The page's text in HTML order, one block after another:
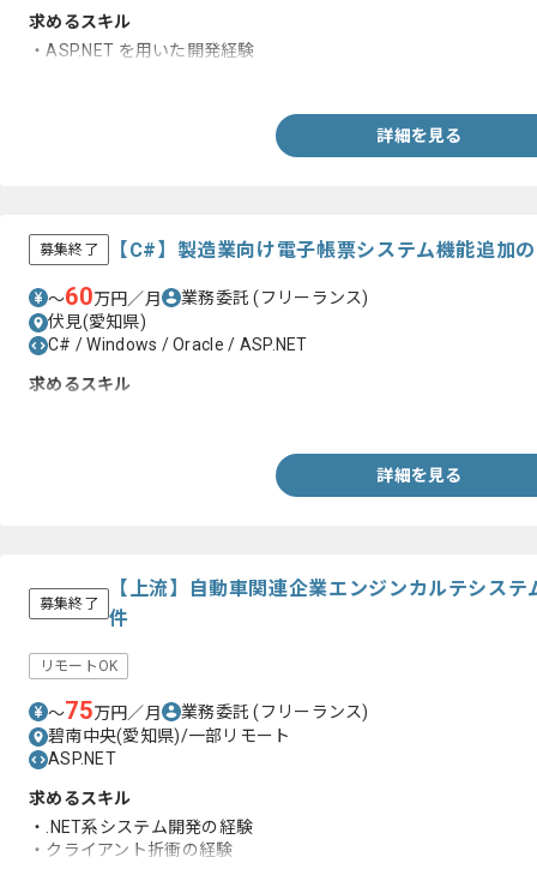
求めるスキル
・ASP.NET を用いた開発経験
詳細を見る
募集終了 【C#】製造業向け電子帳票システム機能追加
〜60万円／月 業務委託(フリーランス)
伏見(愛知県)
C# / Windows / Oracle / ASP.NET
求めるスキル
詳細を見る
募集終了
【上流】自動車関連企業エンジンカルテシス
件
リモートOK
〜75万円／月 業務委託(フリーランス)
碧南中央(愛知県)/一部リモート
ASP.NET
求めるスキル
・.NET系システム開発の経験
・クライアント折衝の経験